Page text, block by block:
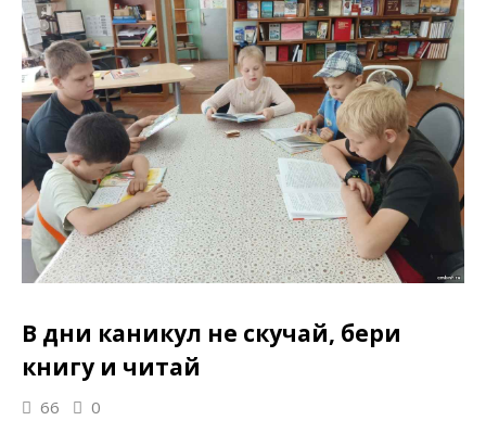
В дни каникул не скучай, бери
книгу и читай
66 0